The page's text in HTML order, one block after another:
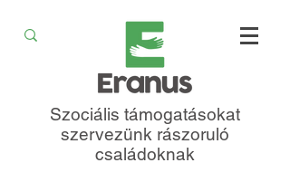
Szociális támogatásokat
szervezünk rászoruló
családoknak